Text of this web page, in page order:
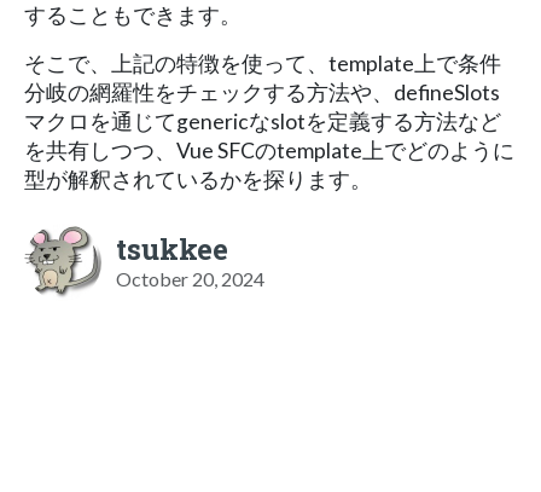
することもできます。
そこで、上記の特徴を使って、template上で条件
分岐の網羅性をチェックする方法や、defineSlots
マクロを通じてgenericなslotを定義する方法など
を共有しつつ、Vue SFCのtemplate上でどのように
型が解釈されているかを探ります。
tsukkee
October 20, 2024